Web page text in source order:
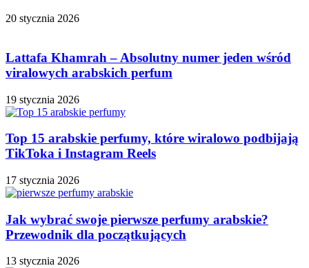
20 stycznia 2026
Lattafa Khamrah – Absolutny numer jeden wśród
viralowych arabskich perfum
19 stycznia 2026
Top 15 arabskie perfumy, które wiralowo podbijają
TikToka i Instagram Reels
17 stycznia 2026
Jak wybrać swoje pierwsze perfumy arabskie?
Przewodnik dla początkujących
13 stycznia 2026